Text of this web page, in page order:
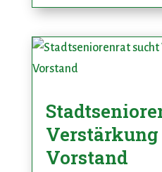
Vorstand